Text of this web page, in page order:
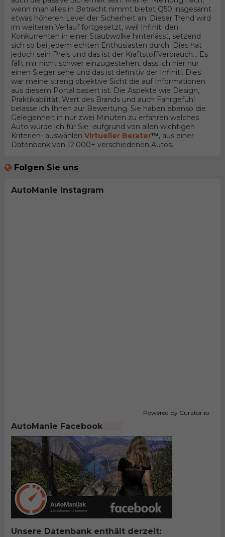
wenn man alles in Betracht nimmt bietet Q50 insgesamt
etwas höheren Level der Sicherheit an. Dieser Trend wird
im weiteren Verlauf fortgesetzt, weil Infiniti den
Konkurrenten in einer Staubwolke hinterlässt, setzend
sich so bei jedem echten Enthusiasten durch. Dies hat
jedoch sein Preis und das ist der Kraftstoffverbrauch... Es
fällt mir nicht schwer einzugestehen, dass ich hier nur
einen Sieger sehe und das ist definitiv der Infiniti. Dies
war meine streng objektive Sicht die auf Informationen
aus diesem Portal basiert ist. Die Aspekte wie Design,
Praktikabilität, Wert des Brands und auch Fahrgefühl
belasse ich Ihnen zur Bewertung. Sie haben ebenso die
Gelegenheit in nur zwei Minuten zu erfahren welches
Auto würde ich für Sie -aufgrund von allen wichtigen
Kriterien- auswählen Virtueller Berater™, aus einer
Datenbank von 12.000+ verschiedenen Autos.
Folgen Sie uns
AutoManie Instagram
Powered by Curator.io
AutoManie Facebook
Unsere Datenbank enthält derzeit: